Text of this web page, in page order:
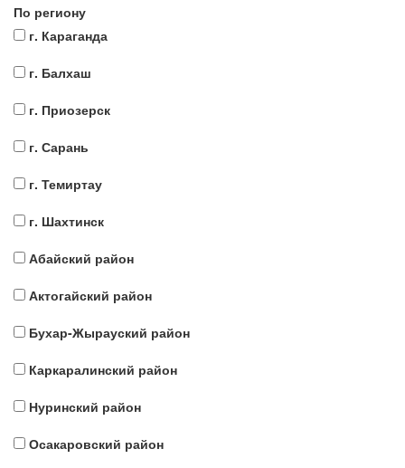
По региону
г. Караганда
г. Балхаш
г. Приозерск
г. Сарань
г. Темиртау
г. Шахтинск
Абайский район
Актогайский район
Бухар-Жырауский район
Каркаралинский район
Нуринский район
Осакаровский район